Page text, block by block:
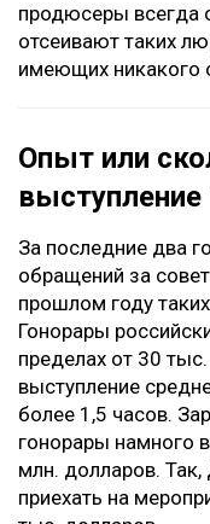
продюсеры всегда
отсеивают таких
имеющих никакого
Опыт или
За последние два
обращений за
прошлом году
Гонорары
пределах от 30
выступление
более 1,5 часов.
гонорары намного
млн. долларов.
приехать на